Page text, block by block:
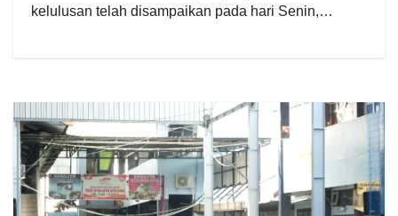
kelulusan telah disampaikan pada hari Senin,…